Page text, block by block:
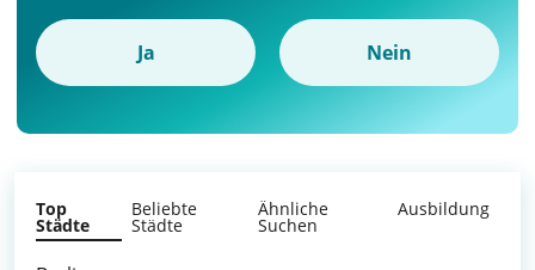
Ja Nein
Top
Städte
Beliebte
Städte
Ähnliche
Suchen
Ausbildung